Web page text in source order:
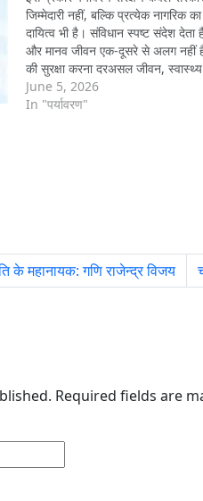
जिम्मेदारी नहीं, बल्कि प्रत्येक नागरिक
दायित्व भी है। संविधान स्पष्ट संदेश देता
और मानव जीवन एक-दूसरे से अलग नहीं
की सुरक्षा करना दरअसल जीवन,
की सुरक्षा करना है।
June 5, 2026
In "पर्यावरण"
के महानायक: गणि राजेन्द्र विजय
Required fields are